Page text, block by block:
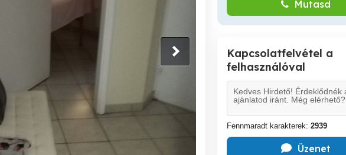
Mutasd
Kapcsolatfelvétel a
felhasználóval
Fennmaradt karakterek: 2939
Üzenet